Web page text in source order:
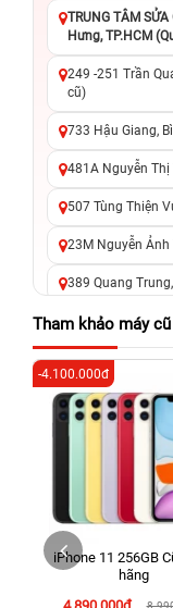
TRUNG TÂM
Hưng, TP.HCM
249 -251 Trần
cũ)
733 Hậu Giang,
481A Nguyễn Thị
507 Tùng Thiện
23M Nguyễn Ảnh
389 Quang
625 - 625A Âu
326 Lê Văn Việt,
Đức cũ)
256 Võ Văn
Đức Cũ)
70 Nguyễn An
24h Vũng Tàu:
Tàu cũ)
198 Hoàng Văn
Tham khảo máy cũ
iPhone 11 256GB
hãng
-4.100.000đ